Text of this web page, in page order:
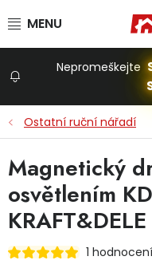
Stavba a dům
Dílna
Nepromeškejte
Ostatní ruční nářadí
Magnetický
osvětlením
KRAFT&DELE
1 hodnocení